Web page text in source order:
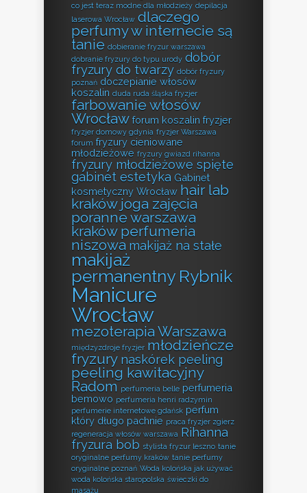
co jest teraz modne dla młodzieży depilacja
laserowa Wrocław dlaczego
perfumy w internecie są
tanie dobieranie fryzur warszawa
dobranie fryzury do typu urody dobór
fryzury do twarzy dobór fryzury
poznań doczepianie włosów
koszalin duda ruda śląska fryzjer
farbowanie włosów
Wrocław forum koszalin fryzjer
fryzjer domowy gdynia fryzjer Warszawa
forum fryzury cieniowane
młodzieżowe fryzury gwiazd rihanna
fryzury młodzieżowe spięte
gabinet estetyka Gabinet
kosmetyczny Wrocław hair lab
kraków joga zajęcia
poranne warszawa
kraków perfumeria
niszowa makijaż na stałe
makijaż
permanentny Rybnik
Manicure
Wrocław
mezoterapia Warszawa
międzyzdroje fryzjer młodzieńcze
fryzury naskórek peeling
peeling kawitacyjny
Radom perfumeria belle perfumeria
bemowo perfumeria henri radzymin
perfumerie internetowe gdańsk perfum
który długo pachnie praca fryzjer zgierz
regeneracja włosów warszawa Rihanna
fryzura bob stylista fryzur leszno tanie
oryginalne perfumy kraków tanie perfumy
oryginalne poznań Woda kolońska jak używać
woda kolońska staropolska świeczki do
masażu